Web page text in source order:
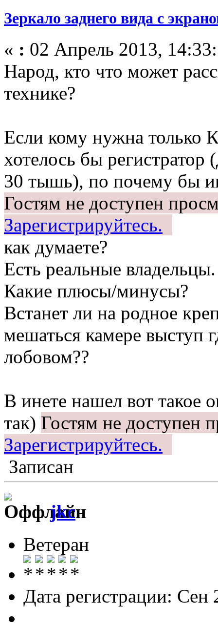
Зеркало заднего вида с
« : 02 Апрель 2013,
Народ, кто что может
технике?
Если кому нужна только
хотелось бы
30 тышь), по почему бы
Гостям не доступен
Зарегистрируйтесь.
как думаете?
Есть реальные владельцы.
Какие плюсы/минусы?
Встанет ли на родное
мешаться камере выступ
лобовом??
В инете нашел вот такое
так) Гостям не доступен
Зарегистрируйтесь.
Записан
jkc
Ветеран
Дата регистрации: Сен